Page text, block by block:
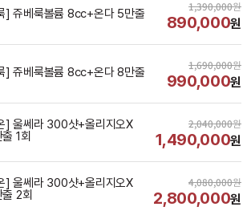
] 쥬베룩볼륨 8cc+온다 5만줄 1,390,000원
890,000원
] 쥬베룩볼륨 8cc+온다 8만줄 1,690,000원
990,000원
] 울쎄라 300샷+올리지오X
1회
2,040,000원
1,490,000원
] 울쎄라 300샷+올리지오X
2회
4,080,000원
2,800,000원